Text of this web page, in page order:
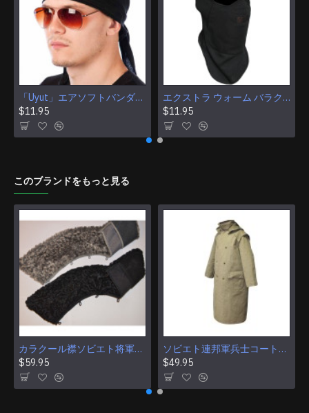
「Uyut」エアソフトバンダナ多目的カモフラージュタクティカルフェイスマスク
$11.95
エクストラ ウォーム バラクラバ ウィンター スキー マスク エアソフト タクティカル フェイスマスク プロテクション
$11.95
このブランドをもっと見る
カラクール襟ソビエト将軍と提督の冬のオーバーコート コート用のアストラハン毛皮
$59.95
ソビエト連邦軍兵士コート歩哨カーキ ソ連軍マント
$49.95